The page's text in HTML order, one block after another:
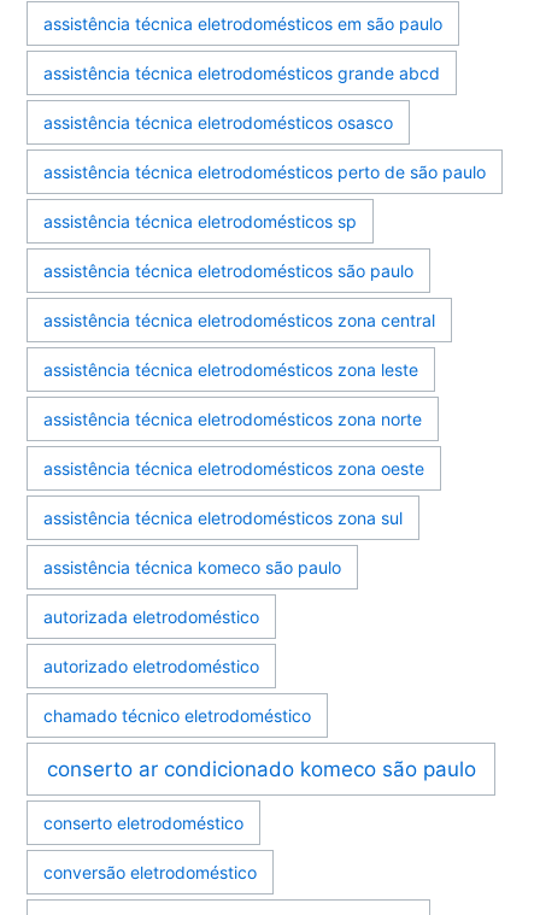
assistência técnica eletrodomésticos em são paulo
assistência técnica eletrodomésticos grande abcd
assistência técnica eletrodomésticos osasco
assistência técnica eletrodomésticos perto de são paulo
assistência técnica eletrodomésticos sp
assistência técnica eletrodomésticos são paulo
assistência técnica eletrodomésticos zona central
assistência técnica eletrodomésticos zona leste
assistência técnica eletrodomésticos zona norte
assistência técnica eletrodomésticos zona oeste
assistência técnica eletrodomésticos zona sul
assistência técnica komeco são paulo
autorizada eletrodoméstico
autorizado eletrodoméstico
chamado técnico eletrodoméstico
conserto ar condicionado komeco são paulo
conserto eletrodoméstico
conversão eletrodoméstico